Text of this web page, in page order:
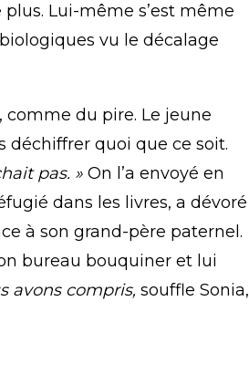
plus. Lui-même s’est même
vu le décalage
comme du pire. Le jeune
déchiffrer quoi que ce soit.
pas. » On l’a envoyé en
dans les livres, a dévoré
à son grand-père paternel.
bureau bouquiner et lui
avons compris, souffle Sonia,